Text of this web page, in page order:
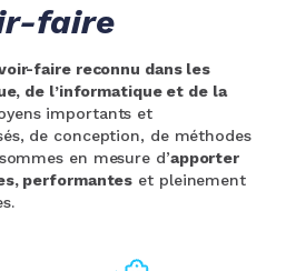
faire
faire reconnu dans les
de l’informatique et de la
importants et
de conception, de méthodes
en mesure d’apporter
performantes et pleinement